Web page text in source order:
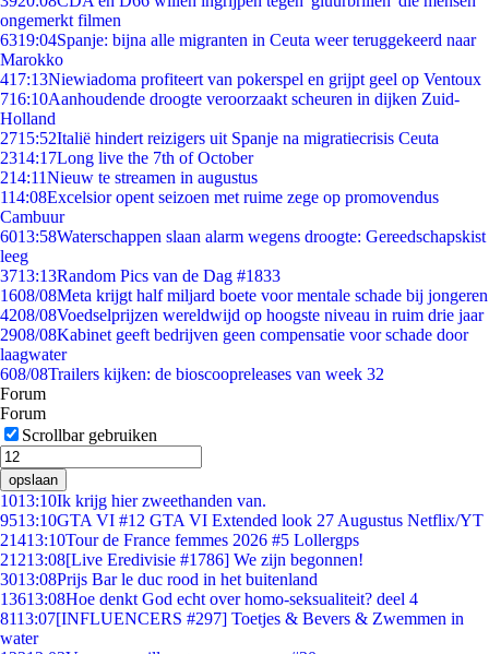
ongemerkt filmen
6319:04Spanje: bijna alle migranten in Ceuta weer teruggekeerd naar
Marokko
417:13Niewiadoma profiteert van pokerspel en grijpt geel op Ventoux
716:10Aanhoudende droogte veroorzaakt scheuren in dijken Zuid-
Holland
2715:52Italië hindert reizigers uit Spanje na migratiecrisis Ceuta
2314:17Long live the 7th of October
214:11Nieuw te streamen in augustus
114:08Excelsior opent seizoen met ruime zege op promovendus
Cambuur
6013:58Waterschappen slaan alarm wegens droogte: Gereedschapskist
leeg
3713:13Random Pics van de Dag #1833
1608/08Meta krijgt half miljard boete voor mentale schade bij jongeren
4208/08Voedselprijzen wereldwijd op hoogste niveau in ruim drie jaar
2908/08Kabinet geeft bedrijven geen compensatie voor schade door
laagwater
608/08Trailers kijken: de bioscoopreleases van week 32
Forum
Forum
Scrollbar gebruiken
opslaan
1013:10Ik krijg hier zweethanden van.
9513:10GTA VI #12 GTA VI Extended look 27 Augustus Netflix/YT
21413:10Tour de France femmes 2026 #5 Lollergps
21213:08[Live Eredivisie #1786] We zijn begonnen!
3013:08Prijs Bar le duc rood in het buitenland
13613:08Hoe denkt God echt over homo-seksualiteit? deel 4
8113:07[INFLUENCERS #297] Toetjes & Bevers & Zwemmen in
water